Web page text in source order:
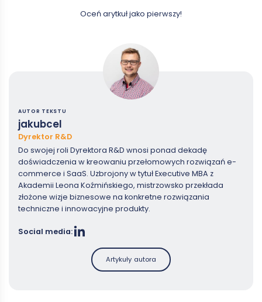
Oceń arytkuł jako pierwszy!
AUTOR TEKSTU
jakubcel
Dyrektor R&D
Do swojej roli Dyrektora R&D wnosi ponad dekadę
doświadczenia w kreowaniu przełomowych rozwiązań e-
commerce i SaaS. Uzbrojony w tytuł Executive MBA z
Akademii Leona Koźmińskiego, mistrzowsko przekłada
złożone wizje biznesowe na konkretne rozwiązania
techniczne i innowacyjne produkty.
Social media:
Artykuły autora